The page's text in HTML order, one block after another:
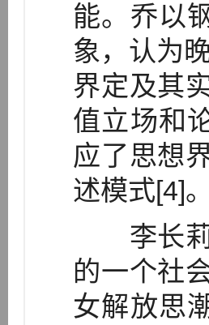
能。乔以
象，认为
界定及其
值立场和
应了思想
述模式[4]。
李长莉
的一个社
女解放思